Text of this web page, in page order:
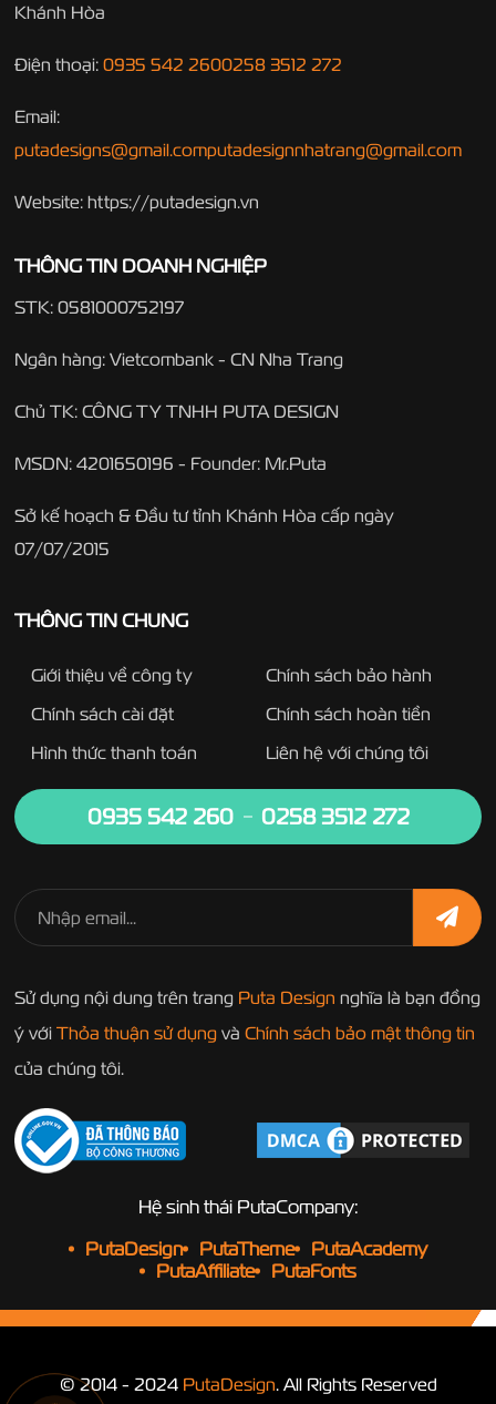
Khánh Hòa
Điện thoại: 0935 542 2600258 3512 272
Email:
putadesigns@gmail.computadesignnhatrang@gmail.com
Website: https://putadesign.vn
THÔNG TIN DOANH NGHIỆP
STK: 0581000752197
Ngân hàng: Vietcombank - CN Nha Trang
Chủ TK: CÔNG TY TNHH PUTA DESIGN
MSDN: 4201650196 - Founder: Mr.Puta
Sở kế hoạch & Đầu tư tỉnh Khánh Hòa cấp ngày
07/07/2015
THÔNG TIN CHUNG
Giới thiệu về công ty
Chính sách bảo hành
Chính sách cài đặt
Chính sách hoàn tiền
Hình thức thanh toán
Liên hệ với chúng tôi
0935 542 260 0258 3512 272
Sử dụng nội dung trên trang Puta Design nghĩa là bạn đồng
ý với Thỏa thuận sử dụngvà Chính sách bảo mật thông tin
của chúng tôi.
Hệ sinh thái PutaCompany:
PutaDesign
PutaTheme
PutaAcademy
PutaAffiliate
PutaFonts
© 2014 - 2024 PutaDesign . All Rights Reserved